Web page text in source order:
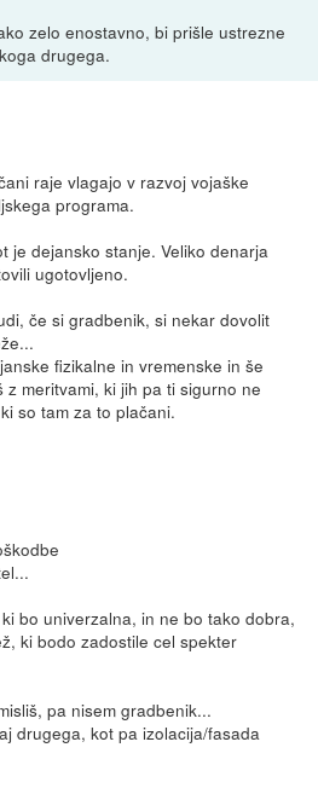
zelo enostavno, bi prišle ustrezne
drugega.
raje vlagajo v razvoj vojaške
programa.
je dejansko stanje. Veliko denarja
ugotovljeno.
če si gradbenik, si nekar dovolit
fizikalne in vremenske in še
meritvami, ki jih pa ti sigurno ne
so tam za to plačani.
bo univerzalna, in ne bo tako dobra,
ki bodo zadostile cel spekter
pa nisem gradbenik...
drugega, kot pa izolacija/fasada